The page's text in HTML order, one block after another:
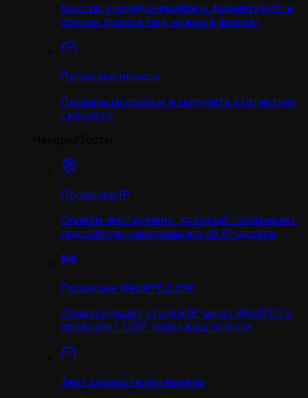
Быстро упорядочивайте и форматируйте
список прокси под нужный формат
Проверка прокси
Проверьте прокси и получите статистику
скорости
Проверка IP
Онлайн-инструмент, который показывает
подробную информацию об IP-адресе
Проверка WebRTC/UDP
Обнаруживает утечки IP через WebRTC и
проверяет UDP через ваш прокси
Тест скорости интернета